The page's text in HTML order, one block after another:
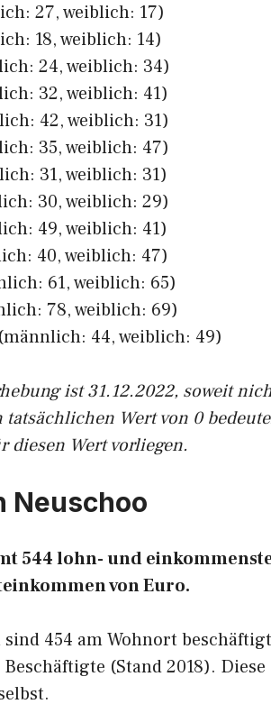
27, weiblich: 17)
18, weiblich: 14)
24, weiblich: 34)
32, weiblich: 41)
42, weiblich: 31)
35, weiblich: 47)
31, weiblich: 31)
30, weiblich: 29)
49, weiblich: 41)
40, weiblich: 47)
61, weiblich: 65)
78, weiblich: 69)
44, weiblich: 49)
ist 31.12.2022, soweit
Wert von 0
diesen Wert vorliegen.
Neuschoo
544 lohn- und
von Euro.
454 am Wohnort
(Stand 2018).